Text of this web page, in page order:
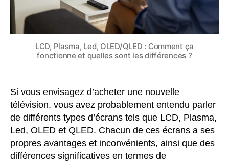
LCD, Plasma, Led, OLED/QLED : Comment ça
fonctionne et quelles sont les différences ?
Si vous envisagez d’acheter une nouvelle
télévision, vous avez probablement entendu parler
de différents types d’écrans tels que LCD, Plasma,
Led, OLED et QLED. Chacun de ces écrans a ses
propres avantages et inconvénients, ainsi que des
différences significatives en termes de